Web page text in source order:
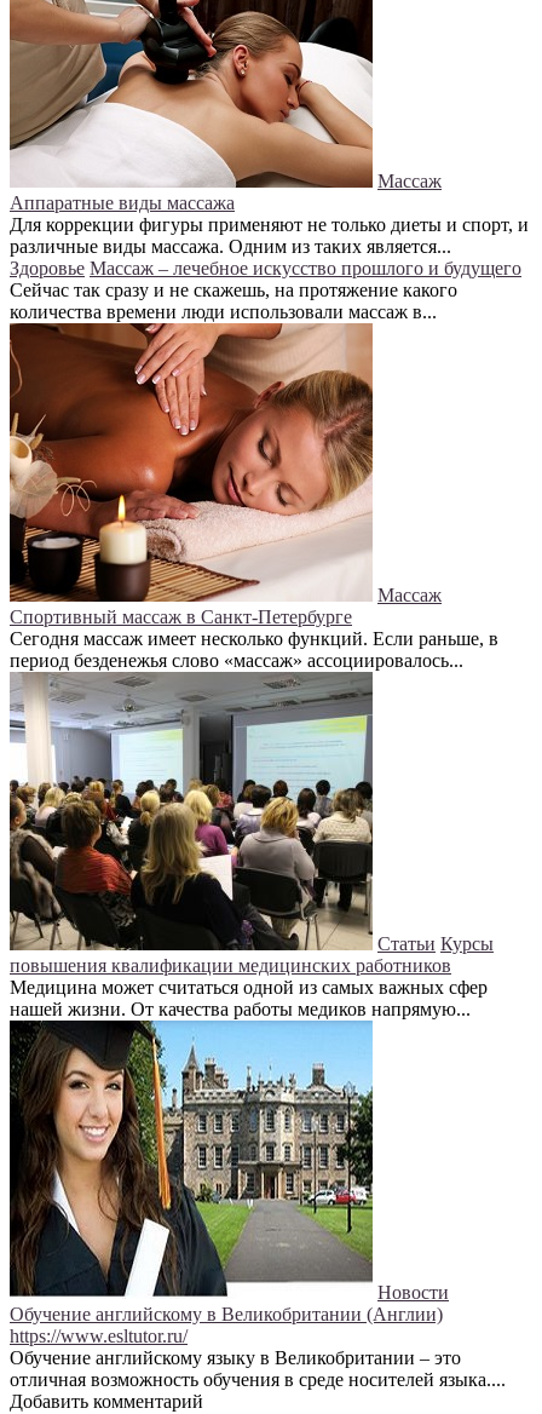
Массаж
Аппаратные виды массажа
Для коррекции фигуры применяют не только диеты и спорт, и
различные виды массажа. Одним из таких является...
Здоровье Массаж – лечебное искусство прошлого и будущего
Сейчас так сразу и не скажешь, на протяжение какого
количества времени люди использовали массаж в...
Массаж
Спортивный массаж в Санкт-Петербурге
Сегодня массаж имеет несколько функций. Если раньше, в
период безденежья слово «массаж» ассоциировалось...
Статьи Курсы
повышения квалификации медицинских работников
Медицина может считаться одной из самых важных сфер
нашей жизни. От качества работы медиков напрямую...
Новости
Обучение английскому в Великобритании (Англии)
https://www.esltutor.ru/
Обучение английскому языку в Великобритании – это
отличная возможность обучения в среде носителей языка....
Добавить комментарий